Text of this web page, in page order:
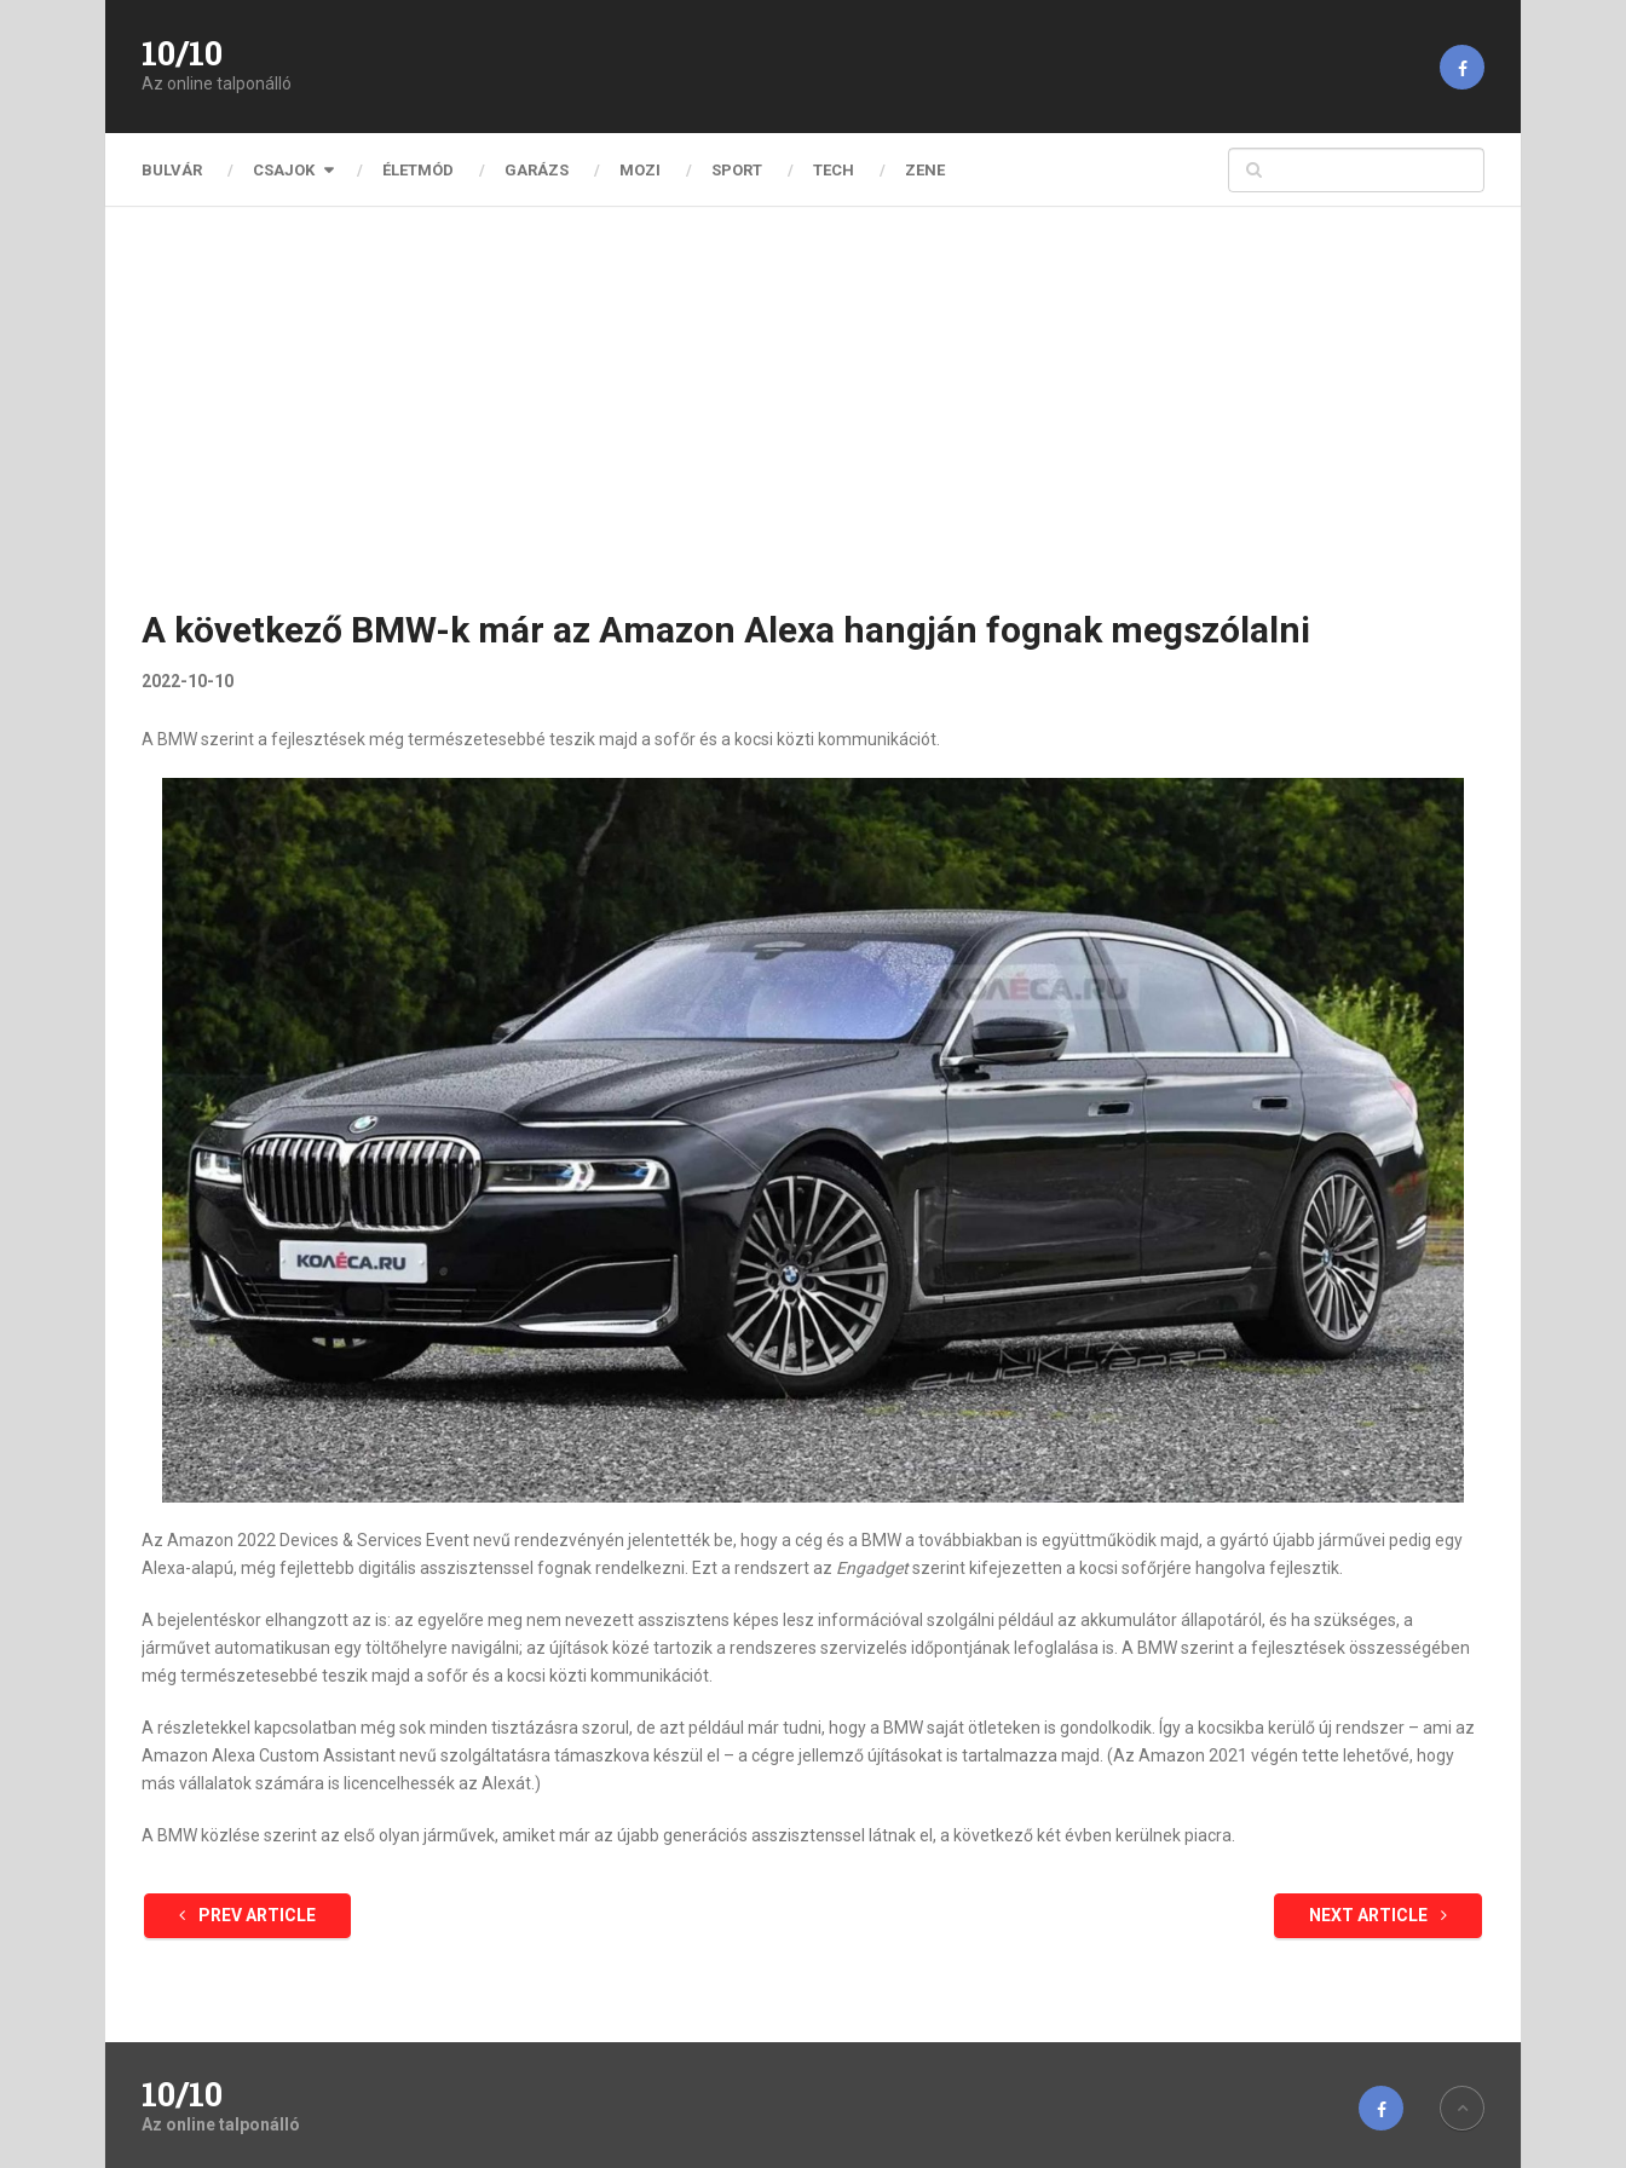
10/10
Az online talponálló
BULVÁR CSAJOK ÉLETMÓD GARÁZS MOZI SPORT TECH ZENE
A következő BMW-k már az Amazon Alexa hangján fognak megszólalni
2022-10-10
A BMW szerint a fejlesztések még természetesebbé teszik majd a sofőr és a kocsi közti kommunikációt.
Az Amazon 2022 Devices & Services Event nevű rendezvényén jelentették be, hogy a cég és a BMW a továbbiakban is együttműködik majd, a gyártó újabb járművei pedig egy
Alexa-alapú, még fejlettebb digitális asszisztenssel fognak rendelkezni. Ezt a rendszert az Engadgetszerint kifejezetten a kocsi sofőrjére hangolva fejlesztik.
A bejelentéskor elhangzott az is: az egyelőre meg nem nevezett asszisztens képes lesz információval szolgálni például az akkumulátor állapotáról, és ha szükséges, a
járművet automatikusan egy töltőhelyre navigálni; az újítások közé tartozik a rendszeres szervizelés időpontjának lefoglalása is. A BMW szerint a fejlesztések összességében
még természetesebbé teszik majd a sofőr és a kocsi közti kommunikációt.
A részletekkel kapcsolatban még sok minden tisztázásra szorul, de azt például már tudni, hogy a BMW saját ötleteken is gondolkodik. Így a kocsikba kerülő új rendszer – ami az
Amazon Alexa Custom Assistant nevű szolgáltatásra támaszkova készül el – a cégre jellemző újításokat is tartalmazza majd. (Az Amazon 2021 végén tette lehetővé, hogy
más vállalatok számára is licencelhessék az Alexát.)
A BMW közlése szerint az első olyan járművek, amiket már az újabb generációs asszisztenssel látnak el, a következő két évben kerülnek piacra.
PREV ARTICLE NEXT ARTICLE
10/10
Az online talponálló